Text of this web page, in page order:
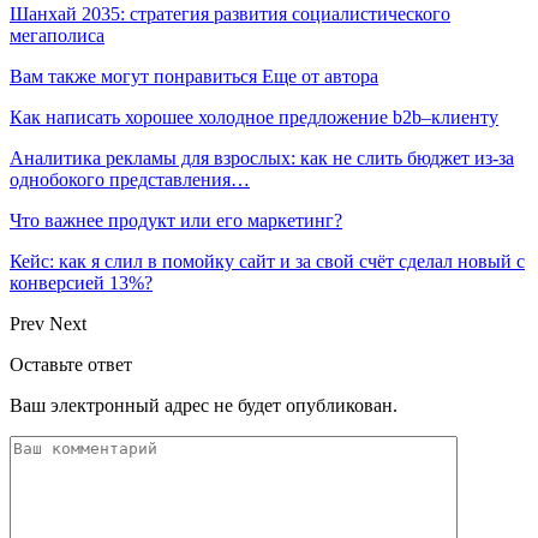
Шанхай 2035: стратегия развития социалистического
мегаполиса
Вам также могут понравиться Еще от автора
Как написать хорошее холодное предложение b2b–клиенту
Аналитика рекламы для взрослых: как не слить бюджет из-за
однобокого представления…
Что важнее продукт или его маркетинг?
Кейс: как я слил в помойку сайт и за свой счёт сделал новый с
конверсией 13%?
Prev Next
Оставьте ответ
Ваш электронный адрес не будет опубликован.